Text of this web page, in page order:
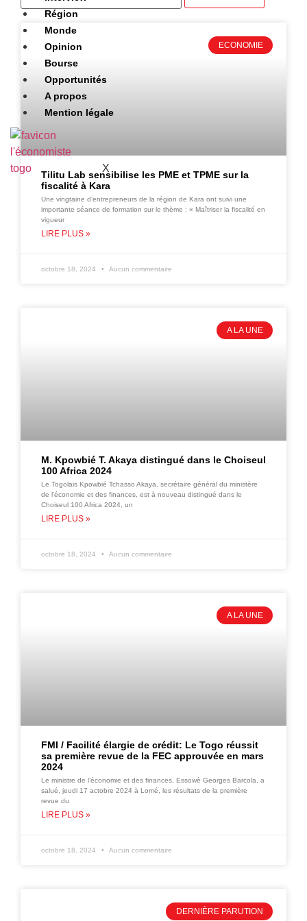
Région
Monde
Opinion
Bourse
Opportunités
A propos
Mention légale
X
ECONOMIE
Tilitu Lab sensibilise les PME et TPME sur la
fiscalité à Kara
Une vingtaine d’entrepreneurs de la région de Kara ont suivi une
importante séance de formation sur le thème : « Maîtriser la fiscalité en
vigueur
LIRE PLUS »
octobre 18, 2024 Aucun commentaire
A LA UNE
M. Kpowbié T. Akaya distingué dans le Choiseul
100 Africa 2024
Le Togolais Kpowbié Tchasso Akaya, secrétaire général du ministère
de l’économie et des finances, est à nouveau distingué dans le
Choiseul 100 Africa 2024, un
LIRE PLUS »
octobre 18, 2024 Aucun commentaire
A LA UNE
FMI / Facilité élargie de crédit: Le Togo réussit
sa première revue de la FEC approuvée en mars
2024
Le ministre de l’économie et des finances, Essowè Georges Barcola, a
salué, jeudi 17 actobre 2024 à Lomé, les résultats de la première
revue du
LIRE PLUS »
octobre 18, 2024 Aucun commentaire
DERNIÈRE PARUTION